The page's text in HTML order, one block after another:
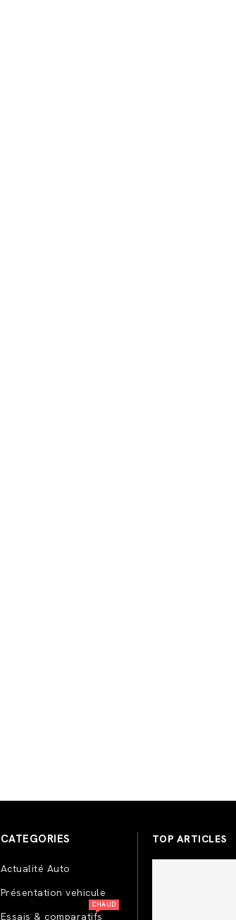
CATEGORIES
Actualité Auto
Présentation vehicule
Essais & comparatifs
CHAUD
TOP ARTICLES